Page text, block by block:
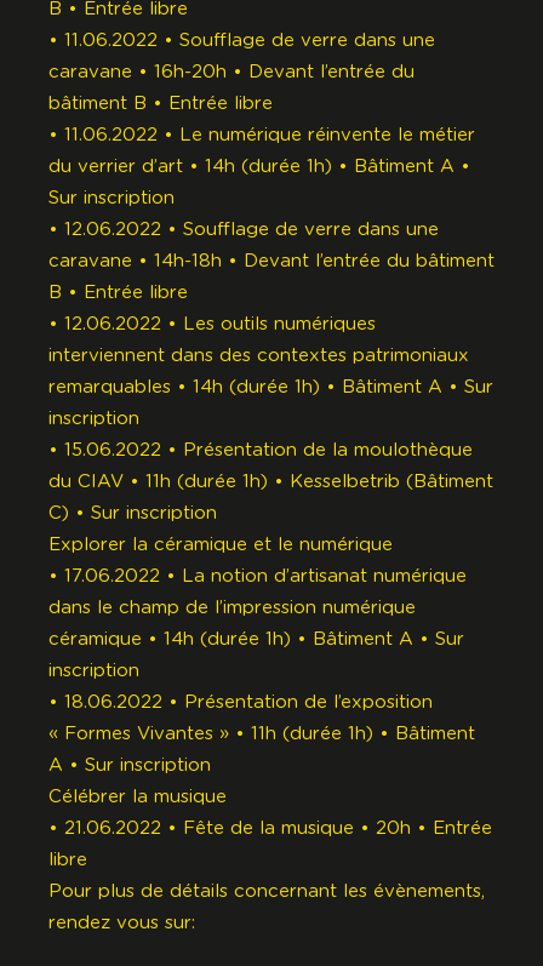
B • Entrée libre
• 11.06.2022 • Soufflage de verre dans une
caravane • 16h-20h • Devant l’entrée du
bâtiment B • Entrée libre
• 11.06.2022 • Le numérique réinvente le métier
du verrier d’art • 14h (durée 1h) • Bâtiment A •
Sur inscription
• 12.06.2022 • Soufflage de verre dans une
caravane • 14h-18h • Devant l’entrée du bâtiment
B • Entrée libre
• 12.06.2022 • Les outils numériques
interviennent dans des contextes patrimoniaux
remarquables • 14h (durée 1h) • Bâtiment A • Sur
inscription
• 15.06.2022 • Présentation de la moulothèque
du CIAV • 11h (durée 1h) • Kesselbetrib (Bâtiment
C) • Sur inscription
Explorer la céramique et le numérique
• 17.06.2022 • La notion d’artisanat numérique
dans le champ de l’impression numérique
céramique • 14h (durée 1h) • Bâtiment A • Sur
inscription
• 18.06.2022 • Présentation de l’exposition
« Formes Vivantes » • 11h (durée 1h) • Bâtiment
A • Sur inscription
Célébrer la musique
• 21.06.2022 • Fête de la musique • 20h • Entrée
libre
Pour plus de détails concernant les évènements,
rendez vous sur: